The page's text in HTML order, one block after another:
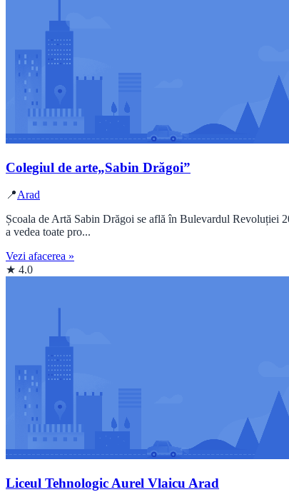
Colegiul de arte„Sabin Drăgoi”
📍Arad
Școala de Artă Sabin Drăgoi se află în Bulevardul Revoluției
a vedea toate pro...
Vezi afacerea »
★ 4.0
Liceul Tehnologic Aurel Vlaicu Arad